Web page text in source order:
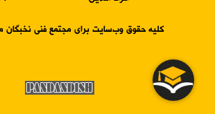
کلیه حقوق وب‌سایت برای مجتمع فنی